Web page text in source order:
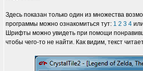
Здесь показан только один из множества
программы можно ознакомиться тут: 1 2 3 4
Шрифты можно увидеть при помощи
чтобы чего-то не найти. Как видим, текст